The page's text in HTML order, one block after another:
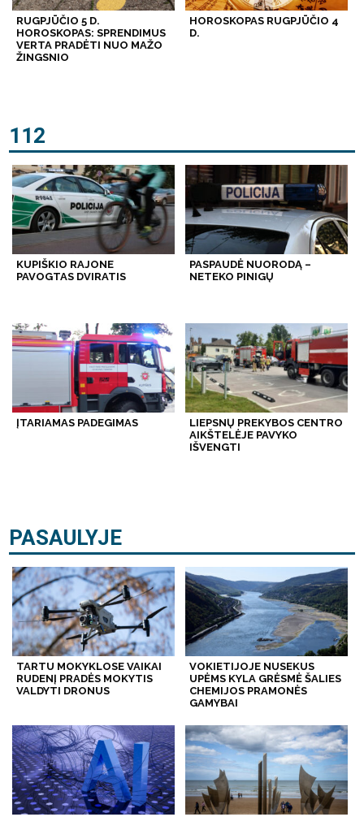
RUGPJŪČIO 5 D.
HOROSKOPAS: SPRENDIMUS
VERTA PRADĖTI NUO MAŽO
ŽINGSNIO
HOROSKOPAS RUGPJŪČIO 4
D.
112
KUPIŠKIO RAJONE
PAVOGTAS DVIRATIS
PASPAUDĖ NUORODĄ –
NETEKO PINIGŲ
ĮTARIAMAS PADEGIMAS
LIEPSNŲ PREKYBOS CENTRO
AIKŠTELĖJE PAVYKO
IŠVENGTI
PASAULYJE
TARTU MOKYKLOSE VAIKAI
RUDENĮ PRADĖS MOKYTIS
VALDYTI DRONUS
VOKIETIJOJE NUSEKUS
UPĖMS KYLA GRĖSMĖ ŠALIES
CHEMIJOS PRAMONĖS
GAMYBAI